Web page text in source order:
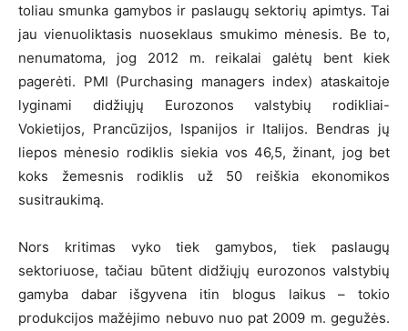
toliau smunka gamybos ir paslaugų sektorių apimtys. Tai
jau vienuoliktasis nuoseklaus smukimo mėnesis. Be to,
nenumatoma, jog 2012 m. reikalai galėtų bent kiek
pagerėti. PMI (Purchasing managers index) ataskaitoje
lyginami didžiųjų Eurozonos valstybių rodikliai-
Vokietijos, Prancūzijos, Ispanijos ir Italijos. Bendras jų
liepos mėnesio rodiklis siekia vos 46,5, žinant, jog bet
koks žemesnis rodiklis už 50 reiškia ekonomikos
susitraukimą.
Nors kritimas vyko tiek gamybos, tiek paslaugų
sektoriuose, tačiau būtent didžiųjų eurozonos valstybių
gamyba dabar išgyvena itin blogus laikus – tokio
produkcijos mažėjimo nebuvo nuo pat 2009 m. gegužės.